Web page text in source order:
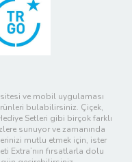
ve mobil uygulaması
bulabilirsiniz. Çiçek,
Setleri gibi birçok farklı
sunuyor ve zamanında
mutlu etmek için, ister
Extra’nın fırsatlarla dolu